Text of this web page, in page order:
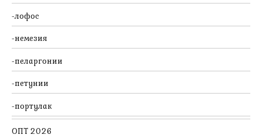
лофос
немезия
пеларгонии
петунии
портулак
ОПТ 2026